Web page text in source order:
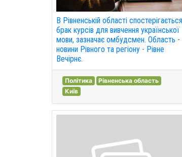
В Рівненській області спостерігається
брак курсів для вивчення української
мови, зазначає омбудсмен. Область -
новини Рівного та регіону - Рівне
Вечірнє.
Політика
Рівненська область
Київ